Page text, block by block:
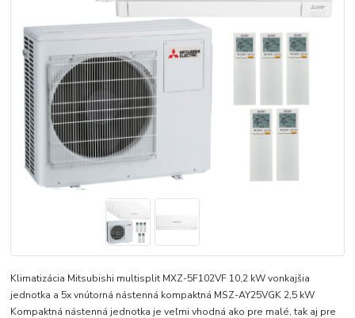
Klimatizácia Mitsubishi multisplit MXZ-5F102VF 10,2 kW vonkajšia
jednotka a 5x vnútorná nástenná kompaktná MSZ-AY25VGK 2,5 kW
Kompaktná nástenná jednotka je veľmi vhodná ako pre malé, tak aj pre